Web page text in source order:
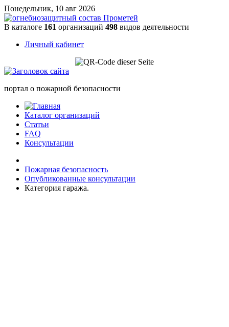
Понедельник, 10 авг 2026
В каталоге 161 организаций 498 видов деятельности
Личный кабинет
портал о пожарной безопасности
Каталог организаций
Статьи
FAQ
Консультации
Пожарная безопасность
Опубликованные консультации
Категория гаража.